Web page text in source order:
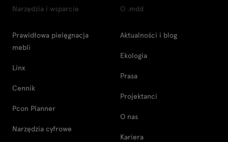
Narzędzia i wsparcie
Prawidłowa pielęgnacja
mebli
Linx
Cennik
Pcon Planner
Narzędzia cyfrowe
O .mdd
Aktualności i blog
Ekologia
Prasa
Projektanci
O nas
Kariera